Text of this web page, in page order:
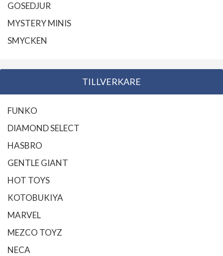
GOSEDJUR
MYSTERY MINIS
SMYCKEN
TILLVERKARE
FUNKO
DIAMOND SELECT
HASBRO
GENTLE GIANT
HOT TOYS
KOTOBUKIYA
MARVEL
MEZCO TOYZ
NECA